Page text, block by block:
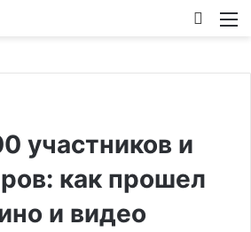
участников и
как прошел
и видео